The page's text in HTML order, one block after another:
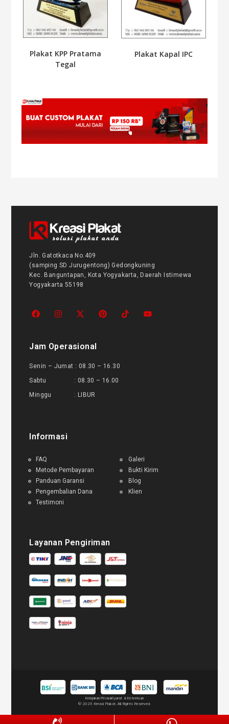
Plakat KPP Pratama
Tegal
Plakat Kapal IPC
Jln. Gatotkaca No.409
(samping SD Jurugentong) Gedongkuning
Kec. Banguntapan, Kota Yogyakarta, Daerah Istimewa
Yogyakarta 55198
Jam Operasional
Senin – Jumat : 08.30 – 16.30
Sabtu : 08.30 – 16.00
Minggu : LIBUR
Informasi
FAQ
Metode Pembayaran
Panduan Garansi
Pengembalian Dana
Testimoni
Galeri
Bukti Kirim
Blog
Klien
Layanan Pengiriman
Kebijakan PrivasiSyarat & Ketentuan
© 2025 Kreasi Plakat. All Rights Reserved.